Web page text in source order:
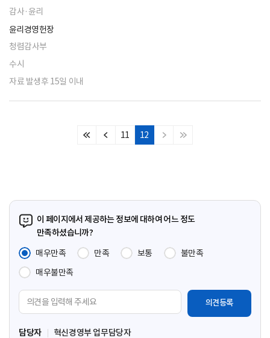
감사·윤리
윤리경영헌장
청렴감사부
수시
자료 발생후 15일 이내
처
이
11 12
다
마
이 페이지에서 제공하는 정보에 대하여 어느 정도
만족하셨습니까?
매우만족
만족 보통
불만족
매우불만족
견
입
담당자 혁신경영부 업무담당자